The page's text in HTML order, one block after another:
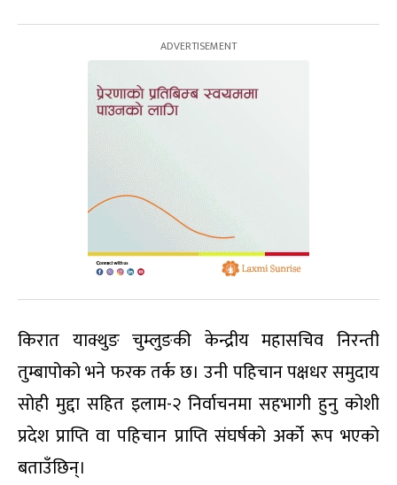
किरात याक्थुङ चुम्लुङकी केन्द्रीय महासचिव निरन्ती
तुम्बापोको भने फरक तर्क छ। उनी पहिचान पक्षधर समुदाय
सोही मुद्दा सहित इलाम-२ निर्वाचनमा सहभागी हुनु कोशी
प्रदेश प्राप्ति वा पहिचान प्राप्ति संघर्षको अर्को रूप भएको
बताउँछिन्।